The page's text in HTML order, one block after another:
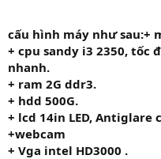
cấu hình máy như sau:+
+ cpu sandy i3 2350, tốc
nhanh.
+ ram 2G ddr3.
+ hdd 500G.
+ lcd 14in LED, Antiglare
+webcam
+ Vga intel HD3000 .